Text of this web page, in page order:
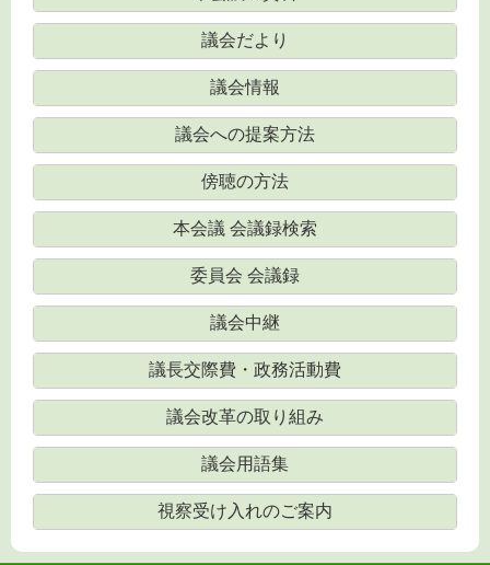
議会だより
議会情報
議会への提案方法
傍聴の方法
本会議 会議録検索
委員会 会議録
議会中継
議長交際費・政務活動費
議会改革の取り組み
議会用語集
視察受け入れのご案内